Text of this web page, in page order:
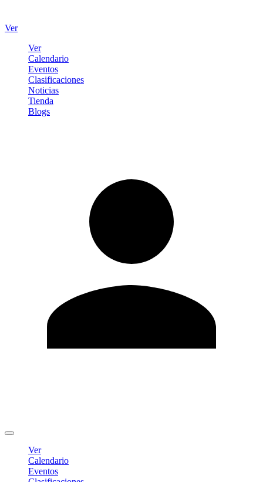
Ver
Ver
Calendario
Eventos
Clasificaciones
Noticias
Tienda
Blogs
Ver
Calendario
Eventos